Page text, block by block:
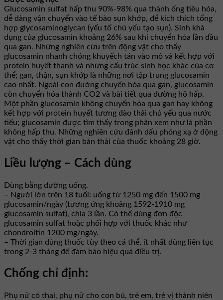
Glucosamin sulfat hấp thu 90%-98% qua thành ống tiêu hóa,
dễ dàng vận chuyển vào tế bào sụn khớp, để kích thích tổng
hợp glycosaminoglycan (yếu tố chủ yếu tạo sụn). Sinh khả
dụng của glucosamin khoảng 26% sau khi chuyển hóa lần đầu
qua gan. Những nghiên cứu trên động vật cho thấy
glucosamin nhanh chóng khuyếch tán vào mô và kết hợp với
protein huyết thanh và những cấu trúc sinh học khác của cơ
thể; gan, thận, sụn khớp là những nơi tập trung glucosamin
cao nhất. Ngoài con đường chuyển hóa qua gan, glucosamin
còn chuyển hóa thành CO2 và bài tiết qua đường hô hấp.
Một phần glucosamin không chuyển hóa qua gan hay không
kết hợp với protein huyết tương đào thải chủ yếu qua nước
tiểu; glucosamin được tìm thấy trong phân xem như là phần
không hấp thu. Những nghiên cứu đánh dấu phóng xạ ở động
vật cho thấy thời gian bán thải của thuốc khoảng 28 giờ.
Liều lượng – Cách dùng
Dùng bằng đường uống.
– Người lớn trên 18 tuổi: uống từ 1250 mg đến 1500 mg
glucosamin/ngày (tương ứng khoảng 1592-1910 mg
glucosamin sulfat), chia 3 lần. Có thể dùng đơn độc
glucosamin sulfat hoặc phối hợp với thuốc khác như
chondroitin 1200 mg/ngày.
– Thời gian dùng thuốc tùy theo cá thể, ít nhất dùng liên tục
trong 2-3 tháng để đảm bảo hiệu quả điều trị.
Chống chỉ định:
Phụ nữ có thai, phụ nữ cho con bú, trẻ em, trẻ vị thành niên